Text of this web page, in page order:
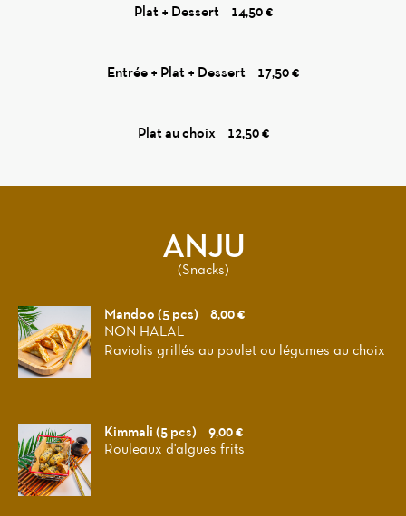
Plat + Dessert 14,50 €
Entrée + Plat + Dessert 17,50 €
Plat au choix 12,50 €
ANJU
(Snacks)
Mandoo (5 pcs)
8,00 €
NON HALAL
Raviolis grillés au poulet ou légumes au choix
Kimmali (5 pcs)
9,00 €
Rouleaux d'algues frits